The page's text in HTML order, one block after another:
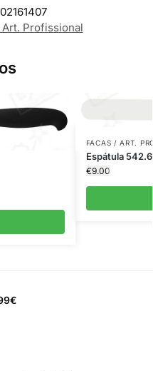
Art. Profissional
FACAS / ART.
Espátula
€9.00